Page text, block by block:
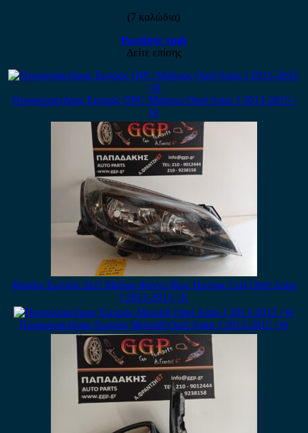
(7 καλώδια)
Ρωτήστε τιμή
Δείτε επίσης
Προφυλακτήρας Εμπρός OPC Μαύρος Opel Astra J 2013-2015 /
Θ
Φανάρι Εμπρός Δεξί Μαύρο Φόντο Φως Ημέρας Led Opel Astra
J 2013-2015 / Ε
Προφυλακτήρας Εμπρός Μολυβί Opel Astra J 2013-2015 / Θ